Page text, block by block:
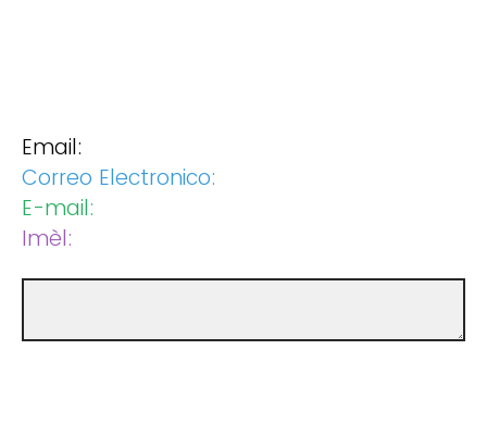
Email:
Correo Electronico:
E-mail:
Imèl: